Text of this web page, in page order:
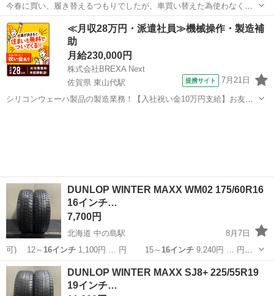
今春に買い、履き替えるつもりでしたが、車買い替えた為使わなくな
りました。 新品ですが倉庫保管していたため汚れあります。
岩手 宮古市 タイヤ、ホイール
≪月収28万円・派遣社員≫機械操作・製造補
助
月給230,000円
株式会社BREXA Next
佐賀県 東山代駅
提携サイト 7月21日
シリコンウェーハ製品の製造業務！【入社祝い金10万円支給】お友達
DUNLOP WINTER MAXX WM02 175/60R16
16インチ…
7,700円
北海道 中の島駅
8月7日
可) 12～ 16インチ1,100円 … 円 15～ 16インチ9,240円 … 円
15～16インチ10,560円… 】 15～16インチ11,880円… ■組
替16インチ まで 1,10...
北海道 札幌市
DUNLOP WINTER MAXX SJ8+ 225/55R19
19インチ…